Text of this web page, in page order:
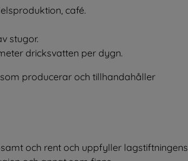
café.
stugor.
dricksvatten per dygn.
öppnas i nytt fönster.
producerar och tillhandahåller
och rent och uppfyller lagstiftningens